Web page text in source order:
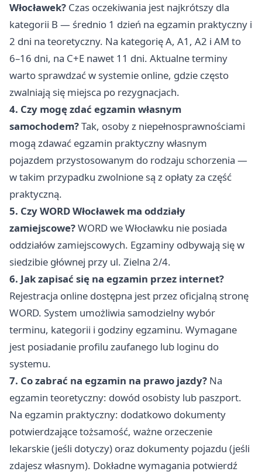
Włocławek? Czas oczekiwania jest najkrótszy dla
kategorii B — średnio 1 dzień na egzamin praktyczny i
2 dni na teoretyczny. Na kategorię A, A1, A2 i AM to
6–16 dni, na C+E nawet 11 dni. Aktualne terminy
warto sprawdzać w systemie online, gdzie często
zwalniają się miejsca po rezygnacjach.
4. Czy mogę zdać egzamin własnym
samochodem?Tak, osoby z niepełnosprawnościami
mogą zdawać egzamin praktyczny własnym
pojazdem przystosowanym do rodzaju schorzenia —
w takim przypadku zwolnione są z opłaty za część
praktyczną.
5. Czy WORD Włocławek ma oddziały
zamiejscowe?WORD we Włocławku nie posiada
oddziałów zamiejscowych. Egzaminy odbywają się w
siedzibie głównej przy ul. Zielna 2/4.
6. Jak zapisać się na egzamin przez internet?
Rejestracja online dostępna jest przez oficjalną stronę
WORD. System umożliwia samodzielny wybór
terminu, kategorii i godziny egzaminu. Wymagane
jest posiadanie profilu zaufanego lub loginu do
systemu.
7. Co zabrać na egzamin na prawo jazdy? Na
egzamin teoretyczny: dowód osobisty lub paszport.
Na egzamin praktyczny: dodatkowo dokumenty
potwierdzające tożsamość, ważne orzeczenie
lekarskie (jeśli dotyczy) oraz dokumenty pojazdu (jeśli
zdajesz własnym). Dokładne wymagania potwierdź